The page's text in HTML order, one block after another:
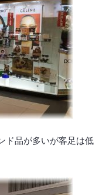
ド品が多いが客足は低